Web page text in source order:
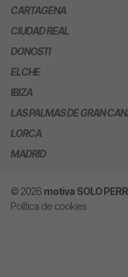
CARTAGENA
CIUDAD REAL
DONOSTI
ELCHE
IBIZA
LAS PALMAS DE GRAN
LORCA
MADRID
© 2026 motiva SOLO
Política de cookies